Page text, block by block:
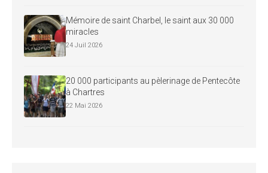
Mémoire de saint Charbel, le saint aux 30 000
miracles
24 Juil 2026
20 000 participants au pèlerinage de Pentecôte
à Chartres
22 Mai 2026